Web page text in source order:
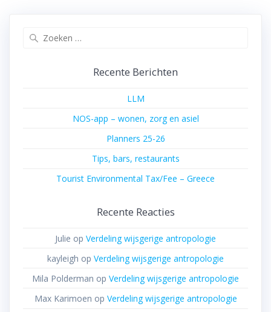
Recente Berichten
LLM
NOS-app – wonen, zorg en asiel
Planners 25-26
Tips, bars, restaurants
Tourist Environmental Tax/Fee – Greece
Recente Reacties
Julie op Verdeling wijsgerige antropologie
kayleigh op Verdeling wijsgerige antropologie
Mila Polderman op Verdeling wijsgerige antropologie
Max Karimoen op Verdeling wijsgerige antropologie